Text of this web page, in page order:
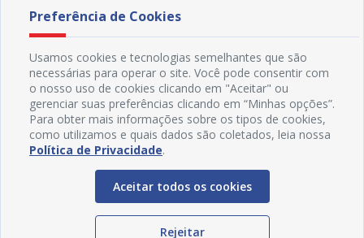
Redes Sociais
Preferência de Cookies
Usamos cookies e tecnologias semelhantes que são
necessárias para operar o site. Você pode consentir com
o nosso uso de cookies clicando em "Aceitar" ou
gerenciar suas preferências clicando em “Minhas opções”.
Para obter mais informações sobre os tipos de cookies,
como utilizamos e quais dados são coletados, leia nossa
Política de Privacidade.
Aceitar todos os cookies
Rejeitar